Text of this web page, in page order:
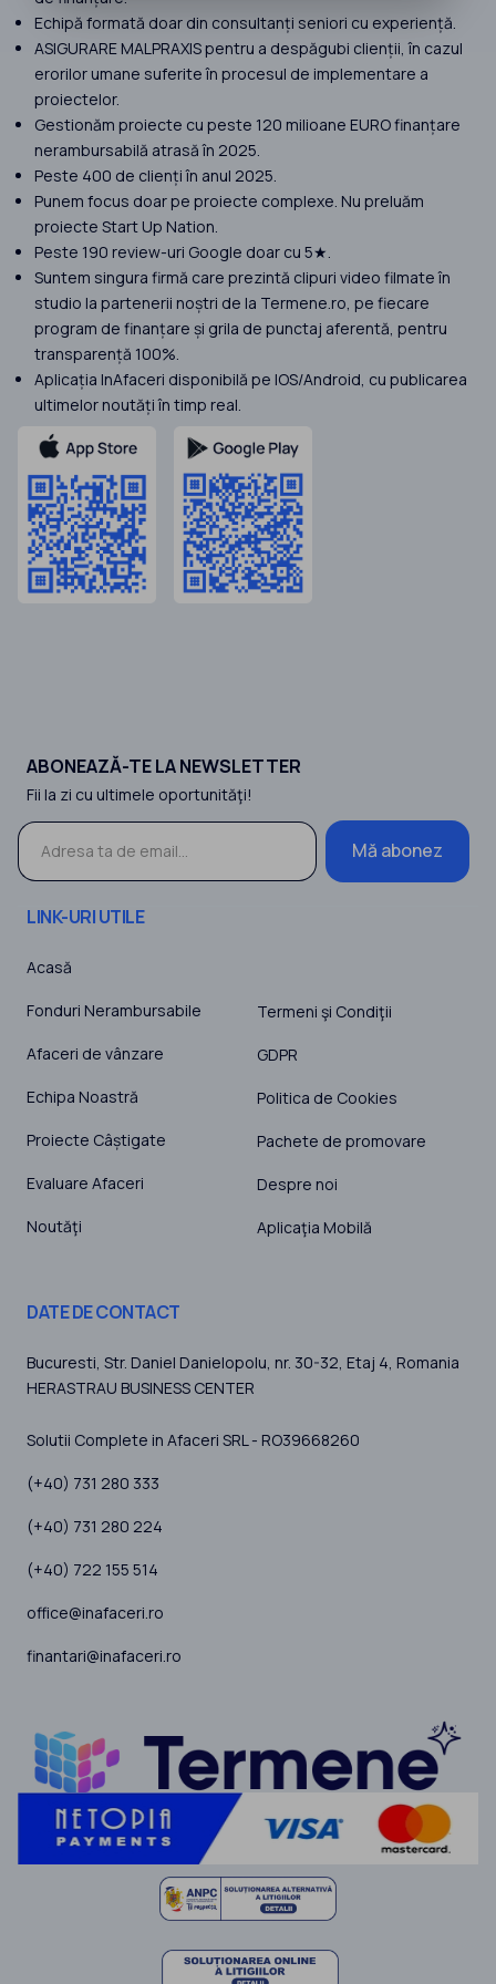
Echipă formată doar din consultanți seniori cu experiență.
ASIGURARE MALPRAXIS pentru a despăgubi clienții, în cazul
erorilor umane suferite în procesul de implementare a
proiectelor.
Gestionăm proiecte cu peste 120 milioane EURO finanțare
nerambursabilă atrasă în 2025.
Peste 400 de clienți în anul 2025.
Punem focus doar pe proiecte complexe. Nu preluăm
proiecte Start Up Nation.
Peste 190 review-uri Google doar cu 5★.
Suntem singura firmă care prezintă clipuri video filmate în
studio la partenerii noștri de la Termene.ro, pe fiecare
program de finanțare și grila de punctaj aferentă, pentru
transparență 100%.
Aplicația InAfaceri disponibilă pe IOS/Android, cu publicarea
ultimelor noutăți în timp real.
ABONEAZĂ-TE LA NEWSLETTER
Fii la zi cu ultimele oportunităţi!
Mă abonez
LINK-URI UTILE
Acasă
Fonduri Nerambursabile
Afaceri de vânzare
Echipa Noastră
Proiecte Câștigate
Evaluare Afaceri
Noutăţi
Termeni şi Condiţii
GDPR
Politica de Cookies
Pachete de promovare
Despre noi
Aplicaţia Mobilă
DATE DE CONTACT
Bucuresti, Str. Daniel Danielopolu, nr. 30-32, Etaj 4, Romania
HERASTRAU BUSINESS CENTER
Solutii Complete in Afaceri SRL - RO39668260
(+40) 731 280 333
(+40) 731 280 224
(+40) 722 155 514
office@inafaceri.ro
finantari@inafaceri.ro